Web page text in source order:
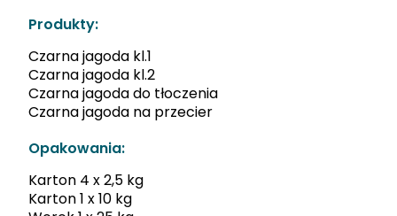
Produkty:
Czarna jagoda kl.1
Czarna jagoda kl.2
Czarna jagoda do tłoczenia
Czarna jagoda na przecier
Opakowania:
Karton 4 x 2,5 kg
Karton 1 x 10 kg